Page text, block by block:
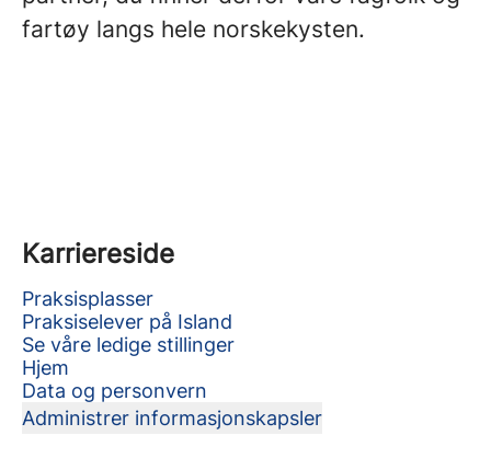
fartøy langs hele norskekysten.
Karriereside
Praksisplasser
Praksiselever på Island
Se våre ledige stillinger
Hjem
Data og personvern
Administrer informasjonskapsler